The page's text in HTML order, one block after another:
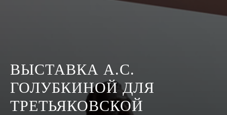
ВЫСТАВКА А.С.
ГОЛУБКИНОЙ ДЛЯ
ТРЕТЬЯКОВСКОЙ